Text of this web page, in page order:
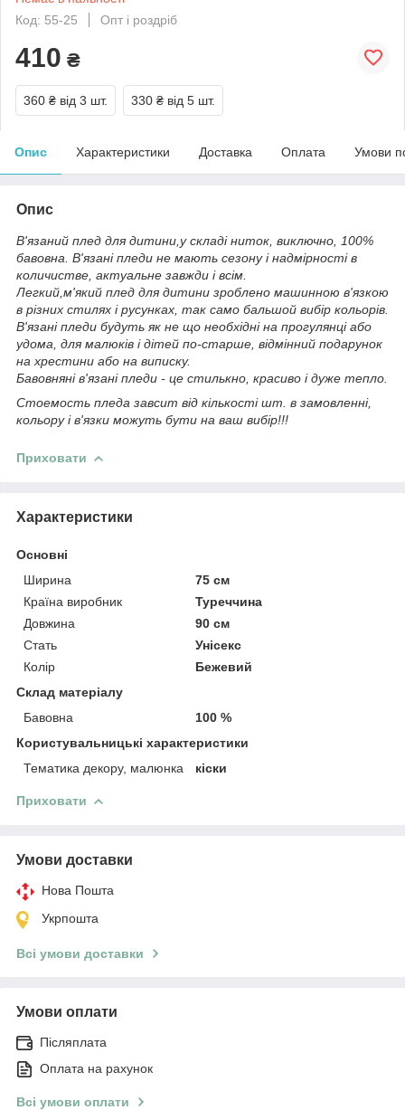
Код: 55-25
Опт і роздріб
410 ₴
360 ₴ від 3 шт. 330 ₴ від 5 шт.
Опис Характеристики Доставка Оплата Умови
Опис
В'язаний плед для дитини,у складі ниток, виключно, 100%
бавовна. В'язані пледи не мають сезону і надмірності в
количистве, актуальне завжди і всім.
Легкий,м'який плед для дитини зроблено машинною в'язкою
в різних стилях і русунках, так само бальшой вибір кольорів.
В'язані пледи будуть як не що необхідні на прогулянці або
удома, для малюків і дітей по-старше, відмінний подарунок
на хрестини або на виписку.
Бавовняні в'язані пледи - це стилькно, красиво і дуже тепло.
Стоемость пледа завсит від кількості шт. в замовленні,
кольору і в'язки можуть бути на ваш вибір!!!
Приховати
Характеристики
Основні
Ширина
75 см
Країна виробник
Туреччина
Довжина
90 см
Стать
Унісекс
Колір
Бежевий
Склад матеріалу
Бавовна
100 %
Користувальницькі характеристики
Тематика декору, малюнка
кіски
Приховати
Умови доставки
Нова Пошта
Укрпошта
Всі умови доставки
Умови оплати
Післяплата
Оплата на рахунок
Всі умови оплати